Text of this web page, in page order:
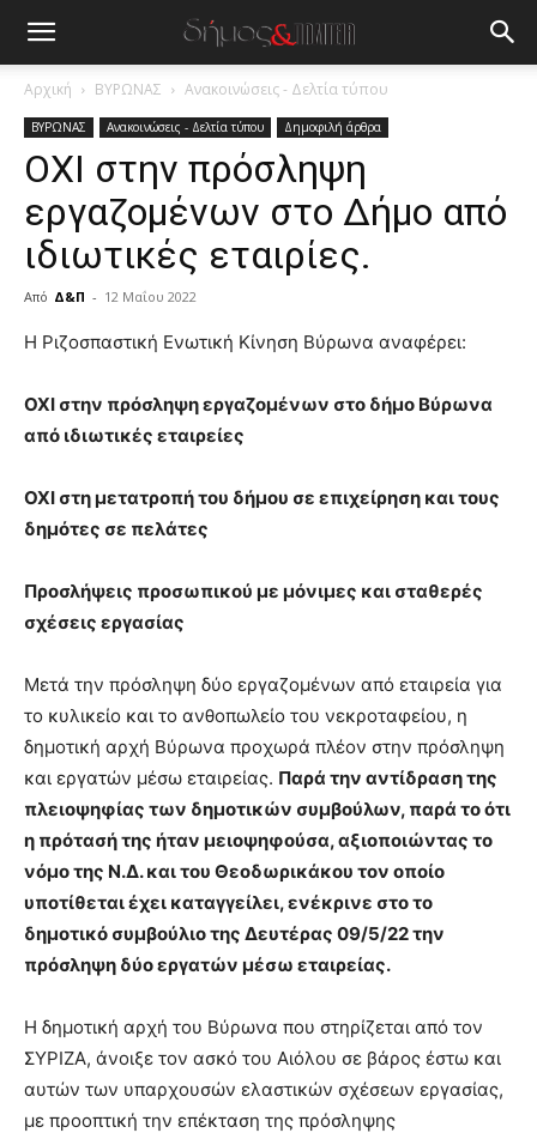
Αρχική ΒΥΡΩΝΑΣ Ανακοινώσεις - Δελτία τύπου
ΒΥΡΩΝΑΣ Ανακοινώσεις - Δελτία τύπου Δημοφιλή άρθρα
ΟΧΙ στην πρόσληψη
εργαζομένων στο Δήμο από
ιδιωτικές εταιρίες.
Από Δ&Π - 12 Μαΐου 2022
blonde
hot
cam
xxx
lyons
you
the
pain.
pornhun
hd
Η Ριζοσπαστική Ενωτική Κίνηση Βύρωνα αναφέρει:
ΟΧΙ στην πρόσληψη εργαζομένων στο δήμο Βύρωνα
από ιδιωτικές εταιρείες
ΟΧΙ στη μετατροπή του δήμου σε επιχείρηση και τους
δημότες σε πελάτες
Προσλήψεις προσωπικού με μόνιμες και σταθερές
σχέσεις εργασίας
Μετά την πρόσληψη δύο εργαζομένων από εταιρεία για
το κυλικείο και το ανθοπωλείο του νεκροταφείου, η
δημοτική αρχή Βύρωνα προχωρά πλέον στην πρόσληψη
και εργατών μέσω εταιρείας. Παρά την αντίδραση της
πλειοψηφίας των δημοτικών συμβούλων, παρά το ότι
η πρότασή της ήταν μειοψηφούσα, αξιοποιώντας το
νόμο της Ν.Δ. και του Θεοδωρικάκου τον οποίο
υποτίθεται έχει καταγγείλει, ενέκρινε στο το
δημοτικό συμβούλιο της Δευτέρας 09/5/22 την
πρόσληψη δύο εργατών μέσω εταιρείας.
Η δημοτική αρχή του Βύρωνα που στηρίζεται από τον
ΣΥΡΙΖΑ, άνοιξε τον ασκό του Αιόλου σε βάρος έστω και
αυτών των υπαρχουσών ελαστικών σχέσεων εργασίας,
με προοπτική την επέκταση της πρόσληψης